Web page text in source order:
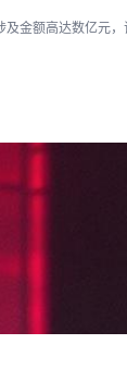
金额高达数亿元